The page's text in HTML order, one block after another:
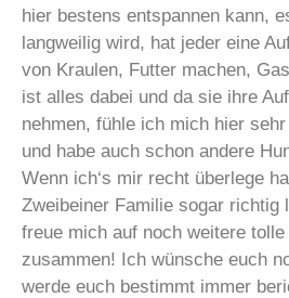
hier bestens entspannen kann,
langweilig wird, hat jeder eine
von Kraulen, Futter machen,
ist alles dabei und da sie ihre
nehmen, fühle ich mich hier
und habe auch schon andere
Wenn ich‘s mir recht überlege
Zweibeiner Familie sogar richtig
freue mich auf noch weitere
zusammen! Ich wünsche euch
werde euch bestimmt immer